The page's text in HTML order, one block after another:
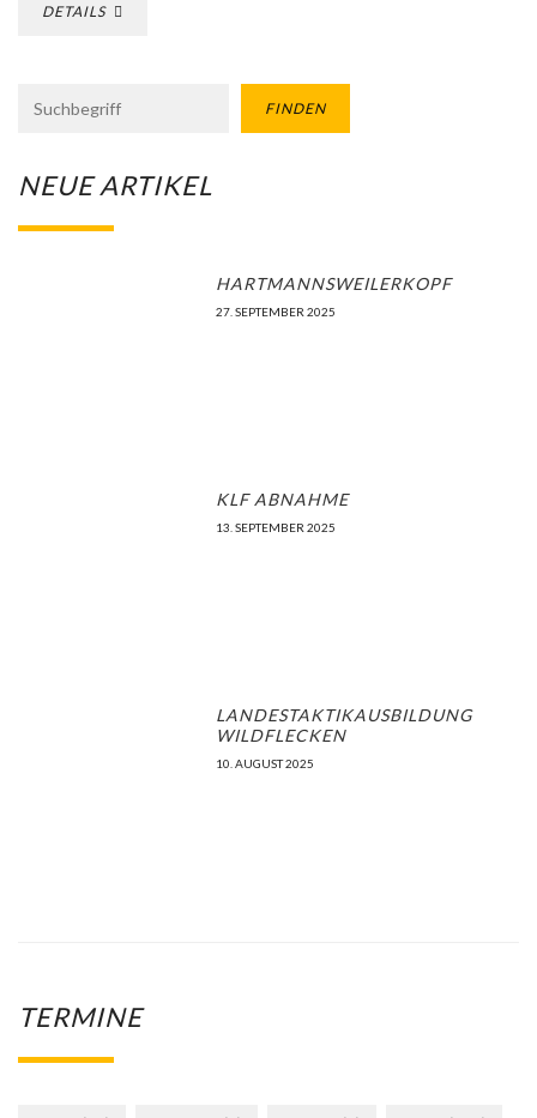
DETAILS
FINDEN
NEUE ARTIKEL
HARTMANNSWEILERKOPF
27. SEPTEMBER 2025
KLF ABNAHME
13. SEPTEMBER 2025
LANDESTAKTIKAUSBILDUNG
WILDFLECKEN
10. AUGUST 2025
TERMINE